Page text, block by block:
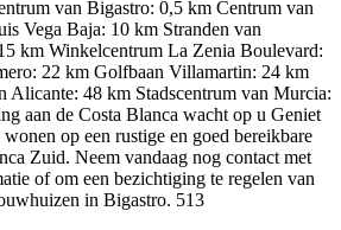
van Bigastro: 0,5 km Centrum van
Vega Baja: 10 km Stranden van
km Winkelcentrum La Zenia Boulevard:
22 km Golfbaan Villamartin: 24 km
Alicante: 48 km Stadscentrum van Murcia:
aan de Costa Blanca wacht op u Geniet
op een rustige en goed bereikbare
Zuid. Neem vandaag nog contact met
of om een bezichtiging te regelen van
in Bigastro. 513